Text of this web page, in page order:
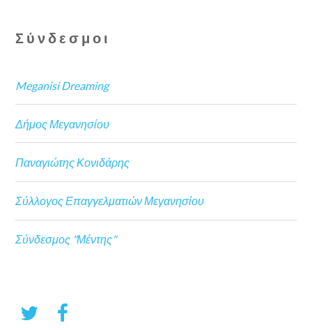
Σύνδεσμοι
Meganisi Dreaming
Δήμος Μεγανησίου
Παναγιώτης Κονιδάρης
Σύλλογος Επαγγελματιών Μεγανησίου
Σύνδεσμος "Μέντης"